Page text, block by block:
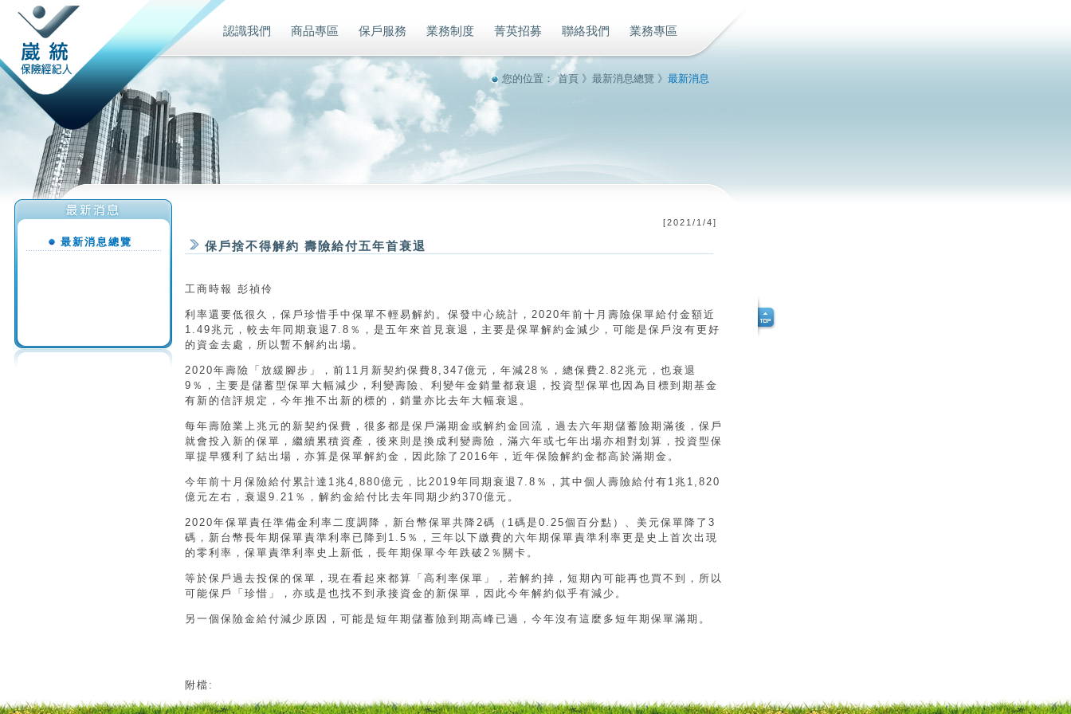
認識我們 商品專區 保戶服務 業務制度 菁英招募 聯絡我們 業務專區
您的位置： 首頁 》 最新消息總覽 》 最新消息
最新消息總覽
[2021/1/4]
保戶捨不得解約 壽險給付五年首衰退
工商時報 彭禎伶
利率還要低很久，保戶珍惜手中保單不輕易解約。保發中心統計，2020年前十月壽險保單給付金額近
1.49兆元，較去年同期衰退7.8％，是五年來首見衰退，主要是保單解約金減少，可能是保戶沒有更好
的資金去處，所以暫不解約出場。
2020年壽險「放緩腳步」，前11月新契約保費8,347億元，年減28％，總保費2.82兆元，也衰退
9％，主要是儲蓄型保單大幅減少，利變壽險、利變年金銷量都衰退，投資型保單也因為目標到期基金
有新的信評規定，今年推不出新的標的，銷量亦比去年大幅衰退。
每年壽險業上兆元的新契約保費，很多都是保戶滿期金或解約金回流，過去六年期儲蓄險期滿後，保戶
就會投入新的保單，繼續累積資產，後來則是換成利變壽險，滿六年或七年出場亦相對划算，投資型保
單提早獲利了結出場，亦算是保單解約金，因此除了2016年，近年保險解約金都高於滿期金。
今年前十月保險給付累計達1兆4,880億元，比2019年同期衰退7.8％，其中個人壽險給付有1兆1,820
億元左右，衰退9.21％，解約金給付比去年同期少約370億元。
2020年保單責任準備金利率二度調降，新台幣保單共降2碼（1碼是0.25個百分點）、美元保單降了3
碼，新台幣長年期保單責準利率已降到1.5％，三年以下繳費的六年期保單責準利率更是史上首次出現
的零利率，保單責準利率史上新低，長年期保單今年跌破2％關卡。
等於保戶過去投保的保單，現在看起來都算「高利率保單」，若解約掉，短期內可能再也買不到，所以
可能保戶「珍惜」，亦或是也找不到承接資金的新保單，因此今年解約似乎有減少。
另一個保險金給付減少原因，可能是短年期儲蓄險到期高峰已過，今年沒有這麼多短年期保單滿期。
附檔: